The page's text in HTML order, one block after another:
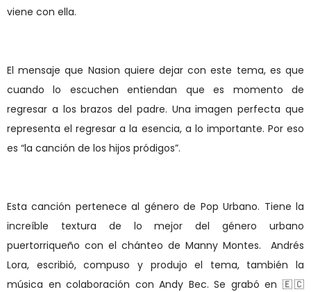
viene con ella.
El mensaje que Nasion quiere dejar con este tema, es que
cuando lo escuchen entiendan que es momento de
regresar a los brazos del padre. Una imagen perfecta que
representa el regresar a la esencia, a lo importante. Por eso
es “la canción de los hijos pródigos”.
Esta canción pertenece al género de Pop Urbano. Tiene la
increíble textura de lo mejor del género urbano
puertorriqueño con el chánteo de Manny Montes. Andrés
Lora, escribió, compuso y produjo el tema, también la
música en colaboración con Andy Bec. Se grabó en 🇪🇨